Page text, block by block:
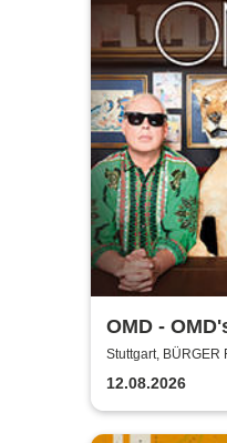
OMD -
Stuttgart,
12.08.2026